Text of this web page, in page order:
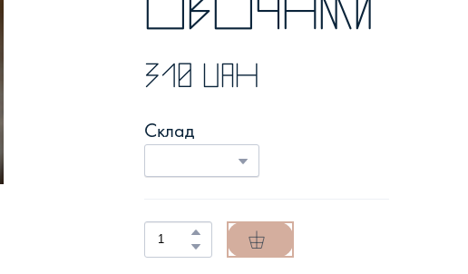
310 UAH
Склад